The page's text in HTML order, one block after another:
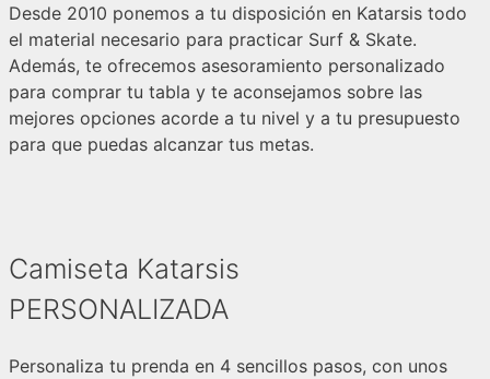
Desde 2010 ponemos a tu disposición en Katarsis todo
el material necesario para practicar Surf & Skate.
Además, te ofrecemos asesoramiento personalizado
para comprar tu tabla y te aconsejamos sobre las
mejores opciones acorde a tu nivel y a tu presupuesto
para que puedas alcanzar tus metas.
Camiseta Katarsis
PERSONALIZADA
Personaliza tu prenda en 4 sencillos pasos, con unos